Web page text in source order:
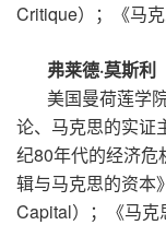
Critique）；《马
弗莱德·莫斯利
美国曼荷莲学
论、马克思的实证
纪80年代的经济危
辑与马克思的资本
Capital）；《马克